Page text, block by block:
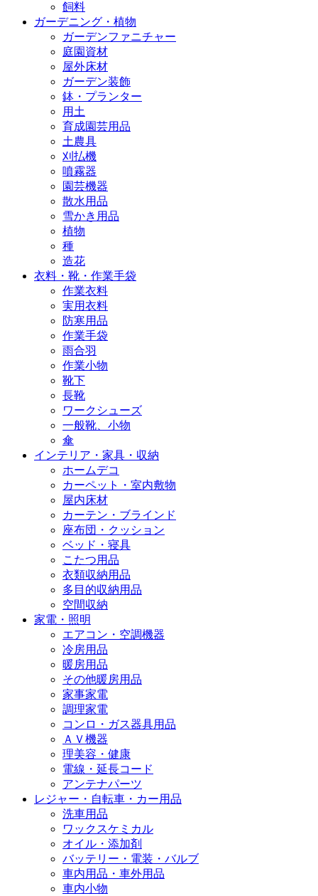
飼料
ガーデニング・植物
ガーデンファニチャー
庭園資材
屋外床材
ガーデン装飾
鉢・プランター
用土
育成園芸用品
土農具
刈払機
噴霧器
園芸機器
散水用品
雪かき用品
植物
種
造花
衣料・靴・作業手袋
作業衣料
実用衣料
防寒用品
作業手袋
雨合羽
作業小物
靴下
長靴
ワークシューズ
一般靴、小物
傘
インテリア・家具・収納
ホームデコ
カーペット・室内敷物
屋内床材
カーテン・ブラインド
座布団・クッション
ベッド・寝具
こたつ用品
衣類収納用品
多目的収納用品
空間収納
家電・照明
エアコン・空調機器
冷房用品
暖房用品
その他暖房用品
家事家電
調理家電
コンロ・ガス器具用品
ＡＶ機器
理美容・健康
電線・延長コード
アンテナパーツ
レジャー・自転車・カー用品
洗車用品
ワックスケミカル
オイル・添加剤
バッテリー・電装・バルブ
車内用品・車外用品
車内小物